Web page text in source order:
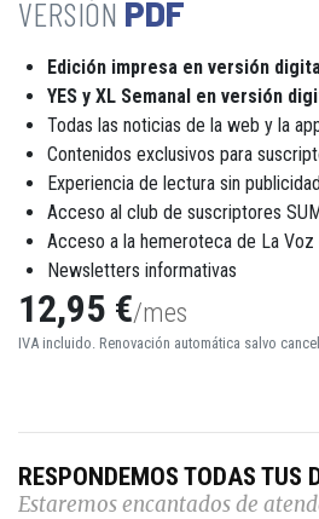
PDF
Edición impresa en versión
YES y XL Semanal en versión
Todas las noticias de la web y la
Contenidos exclusivos para
Experiencia de lectura sin
Acceso al club de suscriptores
Acceso a la hemeroteca de La
Newsletters informativas
12,95 €/mes
IVA incluido. Renovación automática salvo
RESPONDEMOS TODAS TUS
Estaremos encantados de